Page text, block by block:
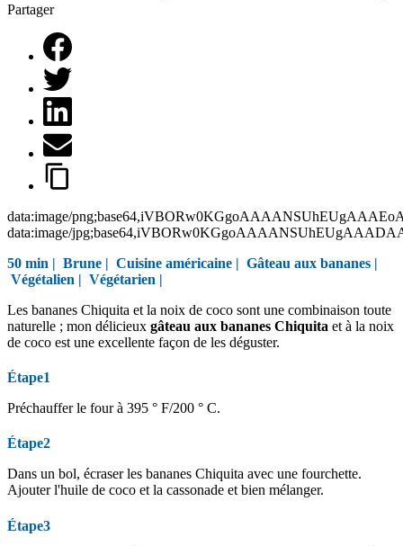
Partager
data:image/
data:image/
50 min | Brune | Cuisine américaine | Gâteau aux bananes |
Végétalien | Végétarien |
Les bananes Chiquita et la noix de coco sont une combinaison toute
naturelle ; mon délicieux gâteau aux bananes Chiquita et à la noix
de coco est une excellente façon de les déguster.
Étape1
Préchauffer le four à 395 ° F/200 ° C.
Étape2
Dans un bol, écraser les bananes Chiquita avec une fourchette.
Ajouter l'huile de coco et la cassonade et bien mélanger.
Étape3